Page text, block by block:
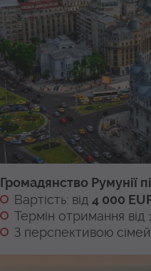
Громадянство Румунії
Вартість: від 4 000
Термін отримання від
З перспективою